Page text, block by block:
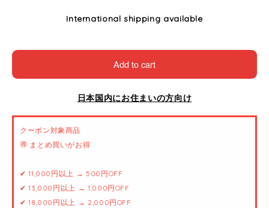
International shipping available
Add to cart
日本国内にお住まいの方向け
クーポン対象商品
🉐 まとめ買いがお得
✔ 11,000円以上 → 500円OFF
✔ 13,000円以上 → 1,000円OFF
✔ 18,000円以上 → 2,000円OFF